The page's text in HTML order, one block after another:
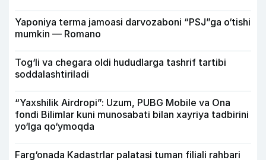
Yaponiya terma jamoasi darvozaboni “PSJ”ga o‘tishi
mumkin — Romano
Tog‘li va chegara oldi hududlarga tashrif tartibi
soddalashtiriladi
“Yaxshilik Airdropi”: Uzum, PUBG Mobile va Ona
fondi Bilimlar kuni munosabati bilan xayriya tadbirini
yo‘lga qo‘ymoqda
Farg‘onada Kadastrlar palatasi tuman filiali rahbari